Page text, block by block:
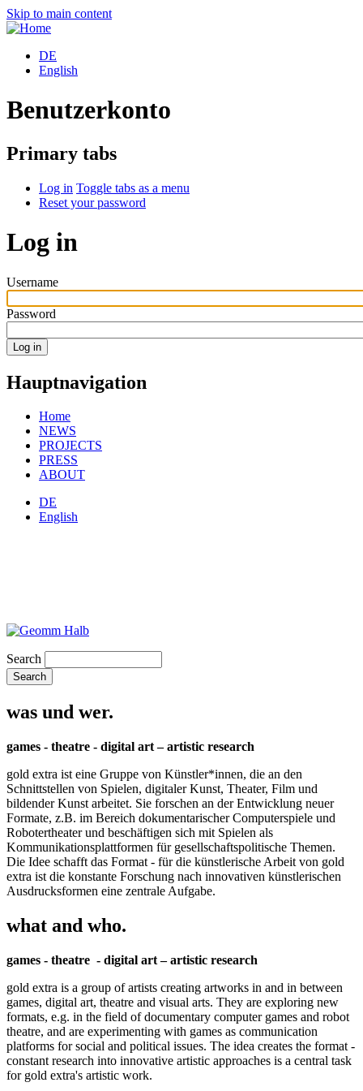
Skip to main content
DE
English
Benutzerkonto
Primary tabs
Log in Toggle tabs as a menu
Reset your password
Log in
Username
Password
Hauptnavigation
Home
NEWS
PROJECTS
PRESS
ABOUT
DE
English
Search
was und wer.
games - theatre - digital art – artistic research
gold extra ist eine Gruppe von Künstler*innen, die an den
Schnittstellen von Spielen, digitaler Kunst, Theater, Film und
bildender Kunst arbeitet. Sie forschen an der Entwicklung neuer
Formate, z.B. im Bereich dokumentarischer Computerspiele und
Robotertheater und beschäftigen sich mit Spielen als
Kommunikationsplattformen für gesellschaftspolitische Themen.
Die Idee schafft das Format - für die künstlerische Arbeit von gold
extra ist die konstante Forschung nach innovativen künstlerischen
Ausdrucksformen eine zentrale Aufgabe.
what and who.
games - theatre - digital art – artistic research
gold extra is a group of artists creating artworks in and in between
games, digital art, theatre and visual arts. They are exploring new
formats, e.g. in the field of documentary computer games and robot
theatre, and are experimenting with games as communication
platforms for social and political issues. The idea creates the format -
constant research into innovative artistic approaches is a central task
for gold extra's artistic work.